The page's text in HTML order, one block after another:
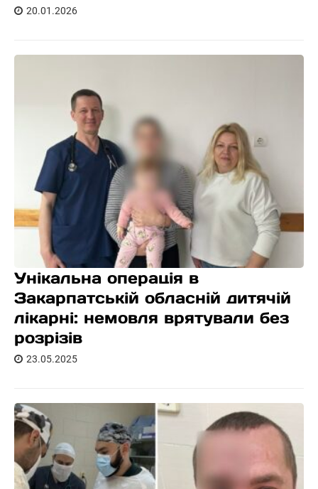
20.01.2026
Унікальна операція в
Закарпатській обласній дитячій
лікарні: немовля врятували без
розрізів
23.05.2025